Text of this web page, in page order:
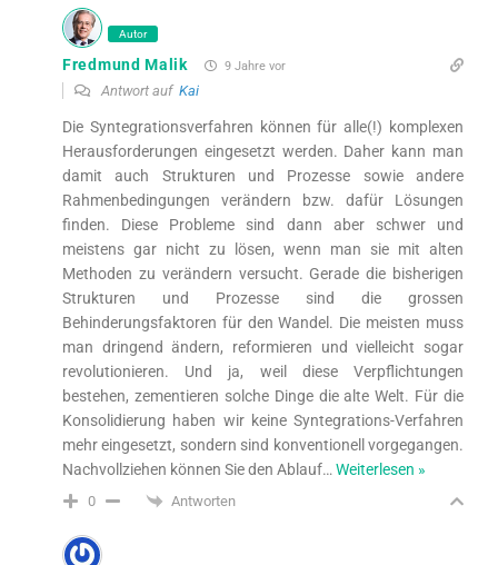
Autor
Fredmund Malik 9 Jahre vor
Antwort auf Kai
Die Syntegrationsverfahren können für alle(!) komplexen
Herausforderungen eingesetzt werden. Daher kann man
damit auch Strukturen und Prozesse sowie andere
Rahmenbedingungen verändern bzw. dafür Lösungen
finden. Diese Probleme sind dann aber schwer und
meistens gar nicht zu lösen, wenn man sie mit alten
Methoden zu verändern versucht. Gerade die bisherigen
Strukturen und Prozesse sind die grossen
Behinderungsfaktoren für den Wandel. Die meisten muss
man dringend ändern, reformieren und vielleicht sogar
revolutionieren. Und ja, weil diese Verpflichtungen
bestehen, zementieren solche Dinge die alte Welt. Für die
Konsolidierung haben wir keine Syntegrations-Verfahren
mehr eingesetzt, sondern sind konventionell vorgegangen.
Nachvollziehen können Sie den Ablauf… Weiterlesen »
0 Antworten